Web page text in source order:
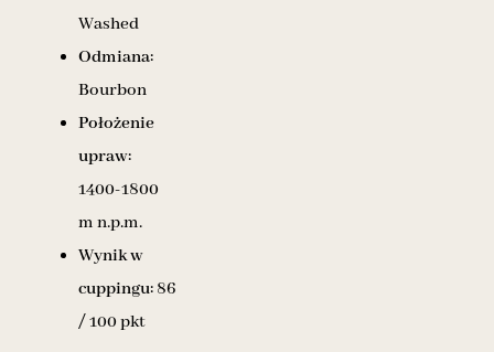
Washed
Odmiana:
Bourbon
Położenie
upraw:
1400-1800
m n.p.m.
Wynik w
cuppingu: 86
/ 100 pkt